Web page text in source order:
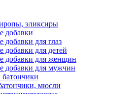
эликсиры
добавки
для глаз
для детей
добавки для женщин
добавки для мужчин
батончики
мюсли